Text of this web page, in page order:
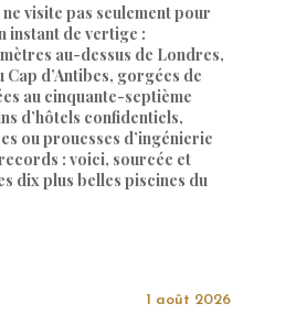
visite pas seulement pour
instant de vertige :
au-dessus de Londres,
d’Antibes, gorgées de
au cinquante-septième
d’hôtels confidentiels,
ou prouesses d’ingénierie
: voici, sourcée et
dix plus belles piscines du
1 août 2026